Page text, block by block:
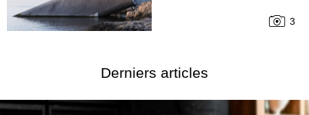
3
Derniers articles